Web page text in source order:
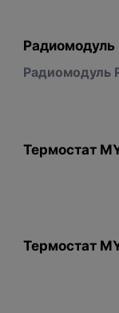
Радиомодуль
Радиомодуль
Термостат
Термостат